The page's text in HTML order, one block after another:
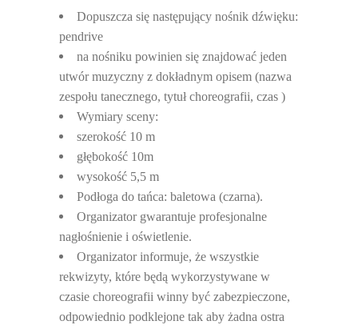
Dopuszcza się następujący nośnik dźwięku:
pendrive
na nośniku powinien się znajdować jeden
utwór muzyczny z dokładnym opisem (nazwa
zespołu tanecznego, tytuł choreografii, czas )
Wymiary sceny:
szerokość 10 m
głębokość 10m
wysokość 5,5 m
Podłoga do tańca: baletowa (czarna).
Organizator gwarantuje profesjonalne
nagłośnienie i oświetlenie.
Organizator informuje, że wszystkie
rekwizyty, które będą wykorzystywane w
czasie choreografii winny być zabezpieczone,
odpowiednio podklejone tak aby żadna ostra